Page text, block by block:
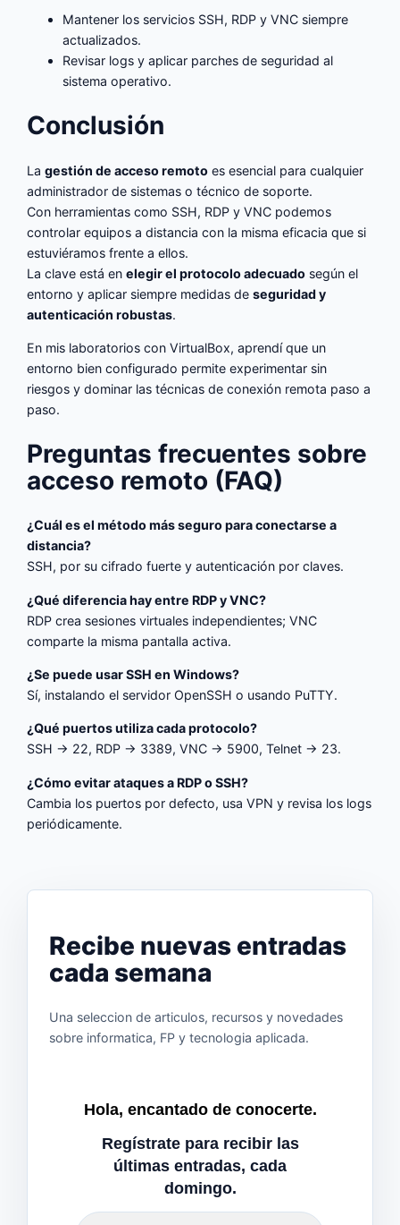
Mantener los servicios SSH, RDP y VNC siempre
actualizados.
Revisar logs y aplicar parches de seguridad al
sistema operativo.
Conclusión
Lagestión de acceso remoto es esencial para cualquier
administrador de sistemas o técnico de soporte.
Con herramientas como SSH, RDP y VNC podemos
controlar equipos a distancia con la misma eficacia que si
estuviéramos frente a ellos.
La clave está enelegir el protocolo adecuado según el
entorno y aplicar siempre medidas deseguridad y
autenticación robustas.
En mis laboratorios con VirtualBox, aprendí que un
entorno bien configurado permite experimentar sin
riesgos y dominar las técnicas de conexión remota paso a
paso.
Preguntas frecuentes sobre
acceso remoto (FAQ)
¿Cuál es el método más seguro para conectarse a
distancia?
SSH, por su cifrado fuerte y autenticación por claves.
¿Qué diferencia hay entre RDP y VNC?
RDP crea sesiones virtuales independientes; VNC
comparte la misma pantalla activa.
¿Se puede usar SSH en Windows?
Sí, instalando el servidor OpenSSH o usando PuTTY.
¿Qué puertos utiliza cada protocolo?
SSH → 22, RDP → 3389, VNC → 5900, Telnet → 23.
¿Cómo evitar ataques a RDP o SSH?
Cambia los puertos por defecto, usa VPN y revisa los logs
periódicamente.
Recibe nuevas entradas
cada semana
Una seleccion de articulos, recursos y novedades
sobre informatica, FP y tecnologia aplicada.
Hola, encantado de conocerte.
Regístrate para recibir las
últimas entradas, cada
domingo.